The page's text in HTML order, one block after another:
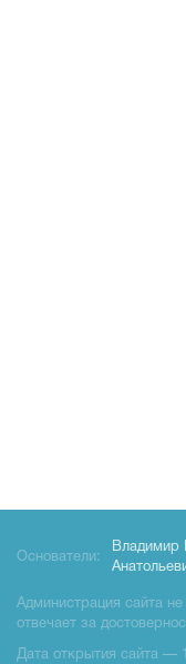
Основатели:
Владимир
Администрация сайта
отвечает за
Дата открытия сайта —